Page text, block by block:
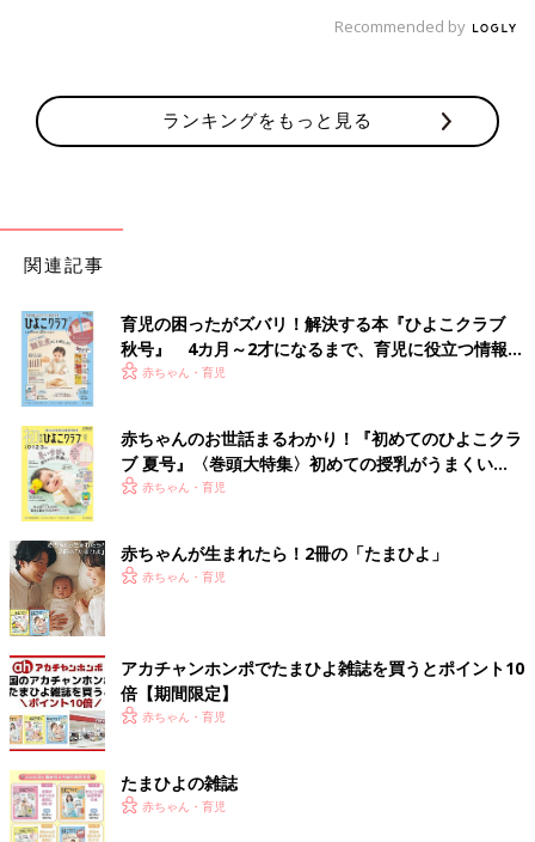
Recommended by
ランキングをもっと見る
関連記事
育児の困ったがズバリ！解決する本『ひよこクラブ
秋号』 4カ月～2才になるまで、育児に役立つ情報が
いっぱい！
赤ちゃん・育児
赤ちゃんのお世話まるわかり！『初めてのひよこクラ
ブ 夏号』〈巻頭大特集〉初めての授乳がうまくい
く！ おっぱい・ミルクの基本と夏のトラブル 解決テ
赤ちゃん・育児
赤ちゃんが生まれたら！2冊の「たまひよ」
赤ちゃん・育児
アカチャンホンポでたまひよ雑誌を買うとポイント10
倍【期間限定】
赤ちゃん・育児
たまひよの雑誌
赤ちゃん・育児